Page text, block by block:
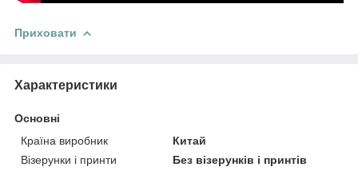
Приховати
Характеристики
Основні
Країна виробник
Китай
Візерунки і принти
Без візерунків і принтів